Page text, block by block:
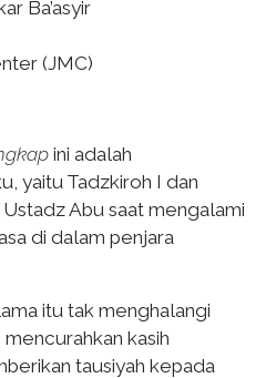
Ba’asyir
(JMC)
ini adalah
yaitu Tadzkiroh I dan
Abu saat mengalami
di dalam penjara
itu tak menghalangi
kasih
tausiyah kepada